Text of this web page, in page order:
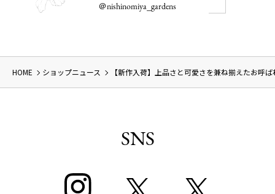
＠nishinomiya_gardens
HOME ショップニュース 【新作入荷】上品さと可愛さを兼ね揃えたお呼
SNS